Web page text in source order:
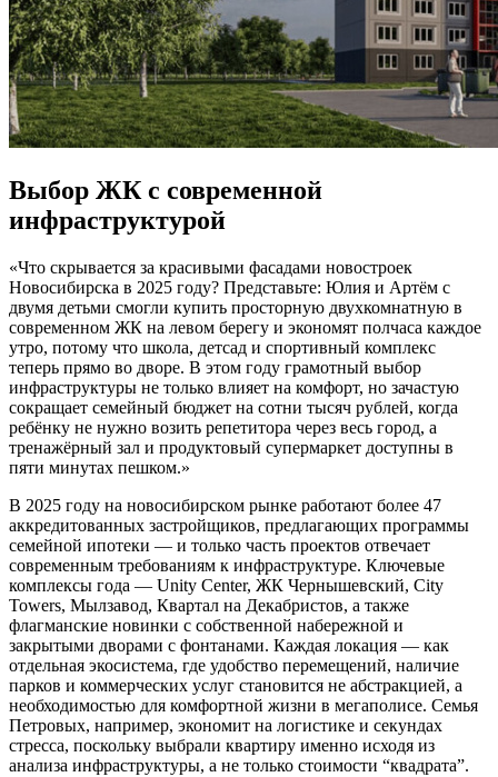
Выбор ЖК с современной
инфраструктурой
«Что скрывается за красивыми фасадами новостроек
Новосибирска в 2025 году? Представьте: Юлия и Артём с
двумя детьми смогли купить просторную двухкомнатную в
современном ЖК на левом берегу и экономят полчаса каждое
утро, потому что школа, детсад и спортивный комплекс
теперь прямо во дворе. В этом году грамотный выбор
инфраструктуры не только влияет на комфорт, но зачастую
сокращает семейный бюджет на сотни тысяч рублей, когда
ребёнку не нужно возить репетитора через весь город, а
тренажёрный зал и продуктовый супермаркет доступны в
пяти минутах пешком.»
В 2025 году на новосибирском рынке работают более 47
аккредитованных застройщиков, предлагающих программы
семейной ипотеки — и только часть проектов отвечает
современным требованиям к инфраструктуре. Ключевые
комплексы года — Unity Center, ЖК Чернышевский, City
Towers, Мылзавод, Квартал на Декабристов, а также
флагманские новинки с собственной набережной и
закрытыми дворами с фонтанами. Каждая локация — как
отдельная экосистема, где удобство перемещений, наличие
парков и коммерческих услуг становится не абстракцией, а
необходимостью для комфортной жизни в мегаполисе. Семья
Петровых, например, экономит на логистике и секундах
стресса, поскольку выбрали квартиру именно исходя из
анализа инфраструктуры, а не только стоимости “квадрата”.